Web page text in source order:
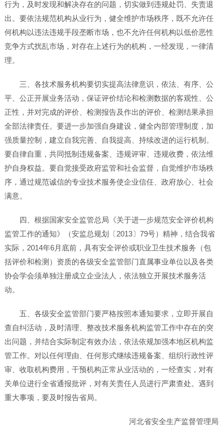
行为，及时发现和解决存在的问题，切实做到违规处罚、失责退
出。要依法规范机构从业行为，健全维护市场秩序，既不允许任
何机构以违法违规手段垄断市场，也不允许任何机构以低价恶性
竞争方式扰乱市场，对存在上述行为的机构，一经发现，一律清
理。
三、各技术服务机构要切实提高法律意识，依法、有序、公
平、公正开展业务活动，保证评价结论和检测数据的客观性、公
正性，并对完成的评价、检测报告及作出的评价、检测结果承担
全部法律责任。要进一步加强自身建设，健全内部管理制度，加
强质量控制，建立自我完善、自我提高、持续改进的运行机制。
要自律自重，共同抵制违规备案、违规评审、违规收费，依法维
护自身权益。要自觉接受政府监管和社会监督，自觉维护市场秩
序，通过规范诚信的专业技术服务使企业信任、政府放心、社会
满意。
四、根据国家安全监管总局《关于进一步规范安全评价机构
监管工作的通知》（安监总规划〔2013〕79号）精神，结合我省
实际，2014年6月底前，具有安全评价或职业卫生技术服务（包
括评价和检测）资质的各级安全监管部门直属事业单位以及各类
协会学会须单独注册成立企业法人，依法独立开展技术服务活
动。
五、各级安全监管部门要严格按照本通知要求，立即开展自
查自纠活动，及时清理、整改技术服务机构监管工作中存在的突
出问题，并结合实际制定有效办法，依法依规加强本地区机构监
管工作。对以任何理由、任何形式继续违规备案、组织行政性评
审、收取机构费用，干预机构正常从业活动的，一经查实，对有
关单位进行全省通报批评，对有关责任人员进行严肃查处。遇到
重大事项，要及时报告省局。
河北省安全生产监督管理局